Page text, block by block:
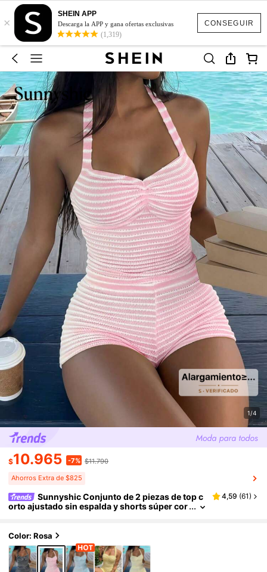
CONSEGUIR
×
SHEIN APP
Descarga la APP y gana ofertas exclusivas
(1,319)
1/4
$10.965 -7% $11.790
Ahorros Extra de $825
Sunnyshic Conjunto de 2 piezas de top c
orto ajustado sin espalda y shorts súper cor
verano, cómodo, casual, de playa, vacaciones, d
ulce y versátil
4,59 (61)
Color: Rosa